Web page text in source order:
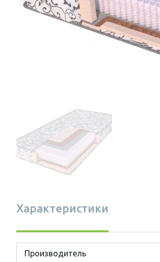
Характеристики
Производитель